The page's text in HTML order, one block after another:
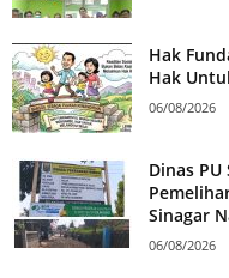
Hak
Hak
06/08/2026
Dinas
Sinagar
06/08/2026